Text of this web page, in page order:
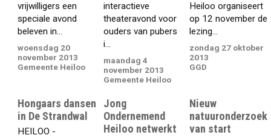
vrijwilligers een
speciale avond
beleven in...
woensdag 20
november 2013
Gemeente Heiloo
interactieve
theateravond voor
ouders van pubers
i...
maandag 4
november 2013
Gemeente Heiloo
Heiloo organiseert
op 12 november de
lezing...
zondag 27 oktober
2013
GGD
Hongaars dansen
in De Strandwal
HEILOO -
Jong
Ondernemend
Heiloo netwerkt
Nieuw
natuuronderzoek
van start